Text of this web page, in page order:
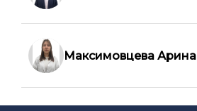
Максимовцева Арина